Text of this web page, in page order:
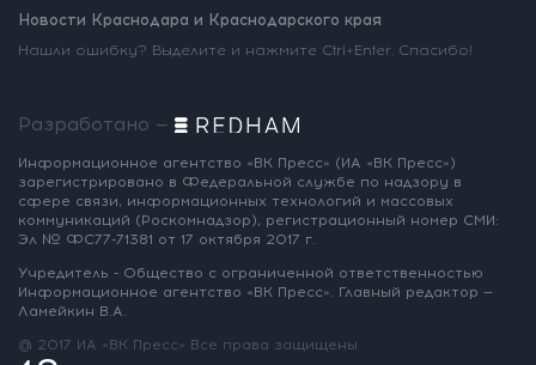
Новости Краснодара и Краснодарского края
Нашли ошибку? Выделите и нажмите Ctrl+Enter. Спасибо!
Разработано —
Информационное агентство «ВК Пресс» (ИА «ВК Пресс»)
зарегистрировано в Федеральной службе по надзору в
сфере связи, информационных технологий и массовых
коммуникаций (Роскомнадзор), регистрационный номер СМИ:
Эл № ФС77-71381 от 17 октября 2017 г.
Учредитель - Общество с ограниченной ответственностью
Информационное агентство «ВК Пресс». Главный редактор —
Ламейкин В.А.
@ 2017 ИА «ВК Пресс» Все права защищены